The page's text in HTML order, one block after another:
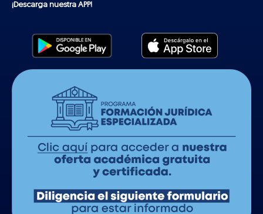
¡Descarga nuestra APP!